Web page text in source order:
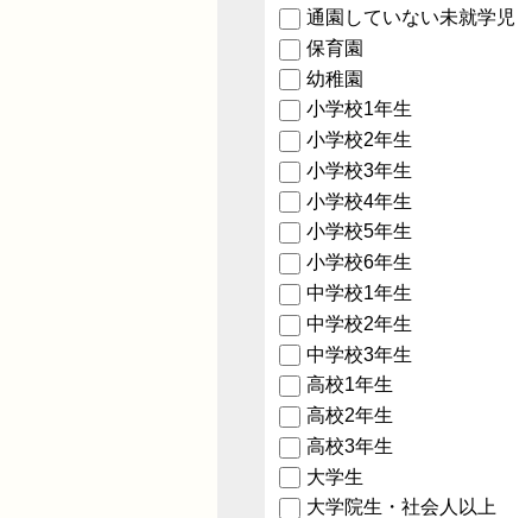
通園していない未就学児
保育園
幼稚園
小学校1年生
小学校2年生
小学校3年生
小学校4年生
小学校5年生
小学校6年生
中学校1年生
中学校2年生
中学校3年生
高校1年生
高校2年生
高校3年生
大学生
大学院生・社会人以上